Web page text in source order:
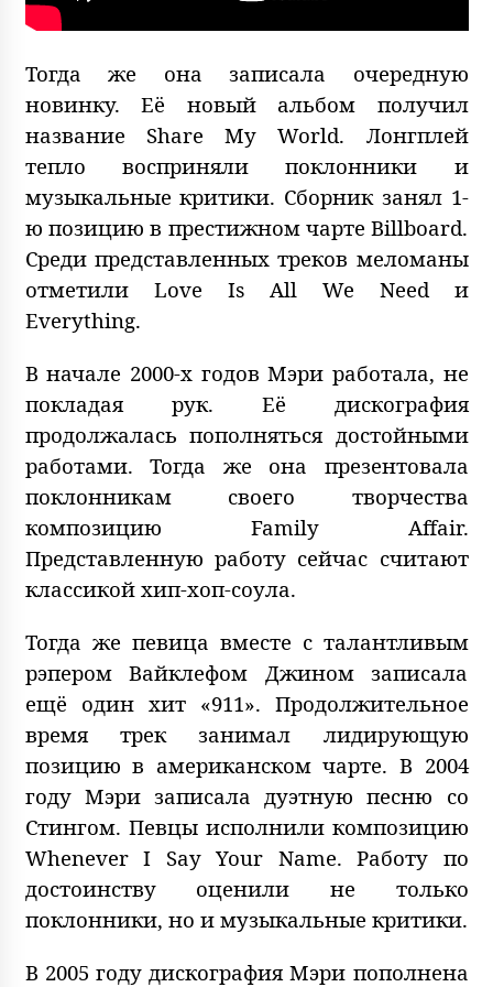
Тогда же она записала очередную
новинку. Её новый альбом получил
название Share My World. Лонгплей
тепло восприняли поклонники и
музыкальные критики. Сборник занял 1-
ю позицию в престижном чарте Billboard.
Среди представленных треков меломаны
отметили Love Is All We Need и
Everything.
В начале 2000-х годов Мэри работала, не
покладая рук. Её дискография
продолжалась пополняться достойными
работами. Тогда же она презентовала
поклонникам своего творчества
композицию Family Affair.
Представленную работу сейчас считают
классикой хип-хоп-соула.
Тогда же певица вместе с талантливым
рэпером Вайклефом Джином записала
ещё один хит «911». Продолжительное
время трек занимал лидирующую
позицию в американском чарте. В 2004
году Мэри записала дуэтную песню со
Стингом. Певцы исполнили композицию
Whenever I Say Your Name. Работу по
достоинству оценили не только
поклонники, но и музыкальные критики.
В 2005 году дискография Мэри пополнена